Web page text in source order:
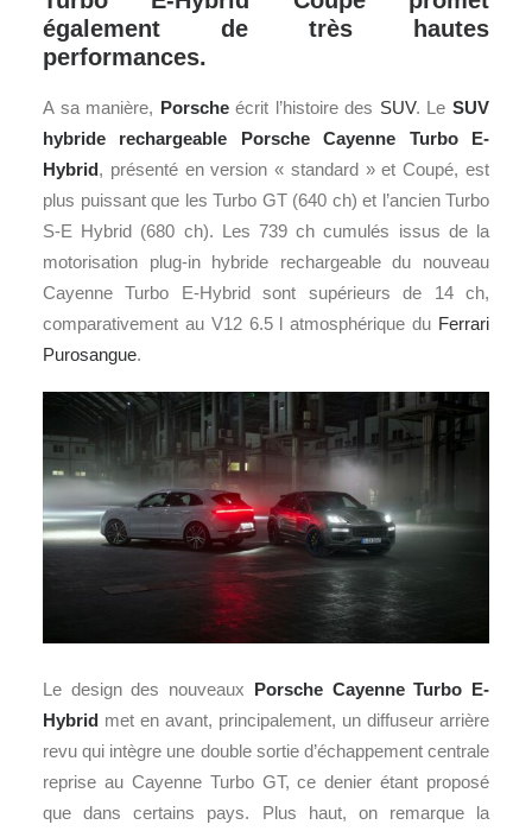
également de très hautes
performances.
A sa manière, Porscheécrit l’histoire des SUV. LeSUV
hybride rechargeable
Porsche Cayenne Turbo E-
Hybrid, présenté en version « standard » et Coupé, est
plus puissant que les Turbo GT (640 ch) et l’ancien Turbo
S-E Hybrid (680 ch). Les 739 ch cumulés issus de la
motorisation plug-in hybride rechargeable du nouveau
Cayenne Turbo E-Hybrid sont supérieurs de 14 ch,
comparativement au V12 6.5 l atmosphérique du Ferrari
Purosangue.
Le design des nouveaux Porsche Cayenne Turbo E-
Hybrid met en avant, principalement, un diffuseur arrière
revu qui intègre une double sortie d’échappement centrale
reprise au Cayenne Turbo GT, ce denier étant proposé
que dans certains pays. Plus haut, on remarque la